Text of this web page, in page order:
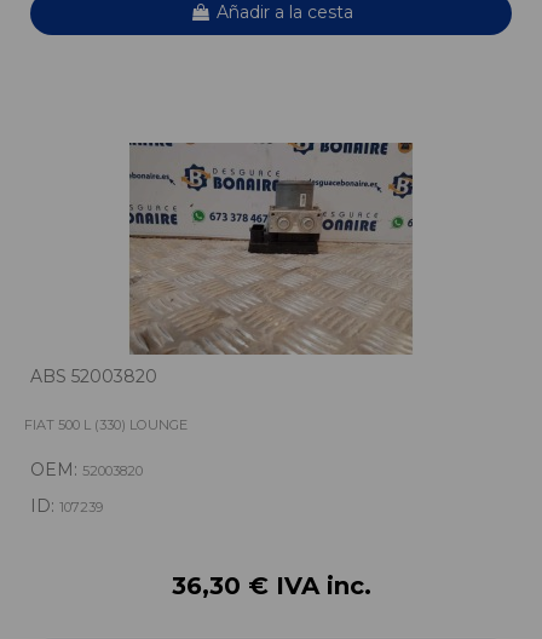
Añadir a la cesta
ABS 52003820
FIAT 500 L (330) LOUNGE
OEM: 52003820
ID: 107239
36,30 € IVA inc.